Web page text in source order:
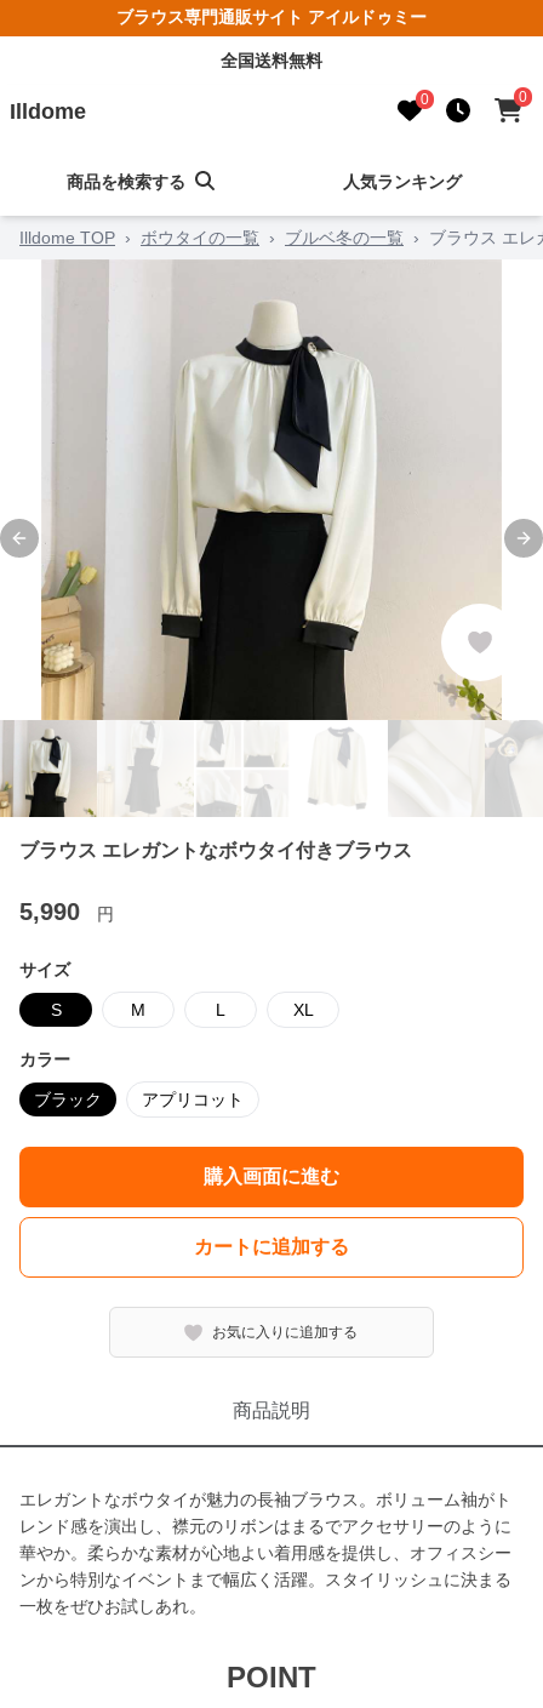
ブラウス専門通販サイト アイルドゥミー
全国送料無料
Illdome 0 0
商品を検索する 人気ランキング
Illdome TOP › ボウタイの一覧 › ブルベ冬の一覧 › ブラウス エレ
Previous slide
ブラウス エレガントなボウタイ付きブラウス
5,990 円
サイズ
S M L XL
カラー
ブラック アプリコット
購入画面に進む
カートに追加する
お気に入りに追加する
商品説明
エレガントなボウタイが魅力の長袖ブラウス。ボリューム袖がト
レンド感を演出し、襟元のリボンはまるでアクセサリーのように
華やか。柔らかな素材が心地よい着用感を提供し、オフィスシー
ンから特別なイベントまで幅広く活躍。スタイリッシュに決まる
一枚をぜひお試しあれ。
POINT